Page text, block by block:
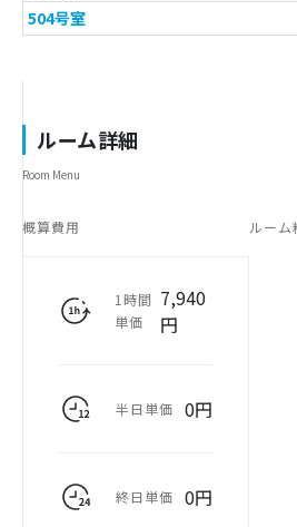
504号室
ルーム詳細
Room Menu
概算費用
1時間
単価
7,940
円
半日単価 0円
終日単価 0円
ルーム